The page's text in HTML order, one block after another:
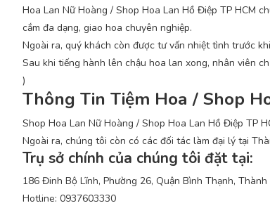
Hoa Lan Nữ Hoàng / Shop Hoa Lan Hồ Điệp TP HCM
cắm đa dạng, giao hoa chuyên nghiệp.
Ngoài ra, quý khách còn được tư vấn nhiệt tình trước
Sau khi tiếng hành lên chậu hoa lan xong, nhân viên
)
Thông Tin Tiệm Hoa / Shop
Shop Hoa Lan Nữ Hoàng / Shop Hoa Lan Hồ Điệp TP
Ngoài ra, chúng tôi còn có các đối tác làm đại lý tại
Trụ sở chính của chúng tôi đặt tại:
186 Đinh Bộ Lĩnh, Phường 26, Quận Bình Thạnh,
Hotline: 0937603330